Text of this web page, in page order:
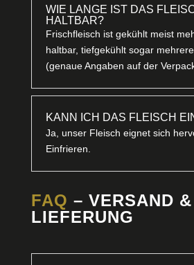
WIE LANGE IST DAS
HALTBAR?
Frischfleisch ist gekühlt meist
haltbar, tiefgekühlt sogar
(genaue Angaben auf der
KANN ICH DAS FLEISCH
Ja, unser Fleisch eignet sich
Einfrieren.
FAQ – VERSAND &
LIEFERUNG